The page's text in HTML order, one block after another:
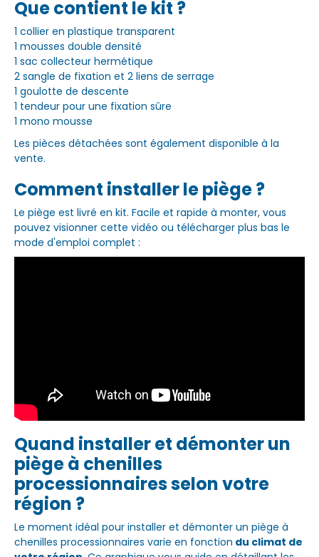
Que contient le kit ?
1 collier en plastique transparent
1 mousses double densité
1 sac collecteur hermétique
2 sangle de fixation et 2 liens de serrage
1 goulotte de descente
1 tendeur pour une fixation sûre
1 mono mousse
Les pièces détachées sont également disponible à la
vente.
Comment installer le piège ?
Le piège est livré en kit. Facile et rapide à monter, vous
pouvez visionner cette vidéo ou télécharger plus bas le
mode d'emploi complet :
Quand installer et démonter un
piège à chenilles
processionnaires selon votre
région ?
Le moment idéal pour installer et démonter un piège à
chenilles processionnaires varie en fonction du climat de